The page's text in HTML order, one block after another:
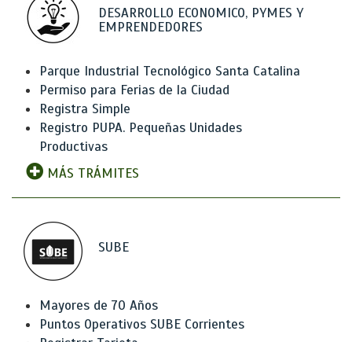
DESARROLLO ECONOMICO, PYMES Y
EMPRENDEDORES
Parque Industrial Tecnológico Santa Catalina
Permiso para Ferias de la Ciudad
Registra Simple
Registro PUPA. Pequeñas Unidades
Productivas
MÁS TRÁMITES
SUBE
Mayores de 70 Años
Puntos Operativos SUBE Corrientes